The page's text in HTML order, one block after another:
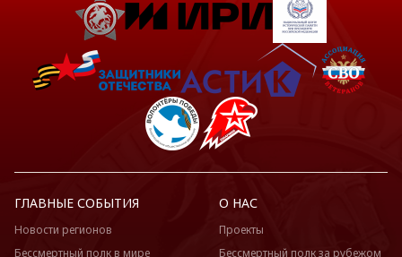
ГЛАВНЫЕ СОБЫТИЯ
Новости регионов
Бессмертный полк в мире
О НАС
Проекты
Бессмертный полк за рубежом